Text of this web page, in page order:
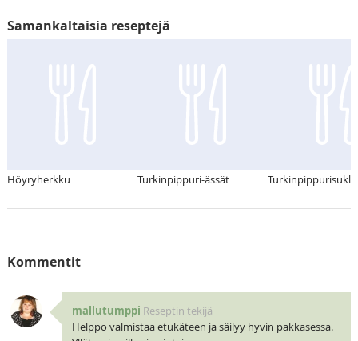
Samankaltaisia reseptejä
Höyryherkku Turkinpippuri-ässät
Kommentit
mallutumppi Reseptin tekijä
Helppo valmistaa etukäteen ja säilyy hyvin pakkasessa.